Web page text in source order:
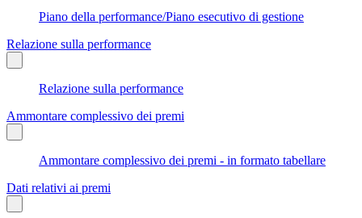
Piano della performance/Piano esecutivo di gestione
Relazione sulla performance
Relazione sulla performance
Ammontare complessivo dei premi
Ammontare complessivo dei premi - in formato tabellare
Dati relativi ai premi